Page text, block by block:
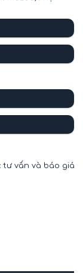
tư vấn và báo giá